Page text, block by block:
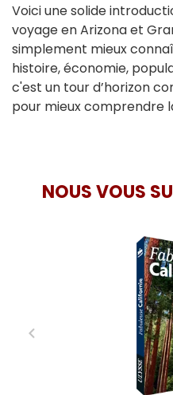
Voici une solide
voyage en Arizona et
simplement mieux
histoire, économie,
c'est un tour d’horizon
pour mieux comprendre
NOUS VOUS